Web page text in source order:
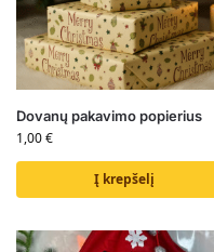
Dovanų pakavimo popierius
1,00€
Į krepšelį